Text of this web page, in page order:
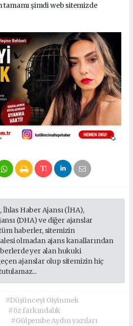
tamamı şimdi web sitemizde
İhlas Haber Ajansı (İHA),
(DHA) ve diğer ajanslar
haberler, sitemizin
olmadan ajans kanallarından
yer alan hukuki
ajanslar olup sitemizin hiç
#Düşünceyi Giyinmek
#öz farkındalık
#Gülpembe Aydın yazıları